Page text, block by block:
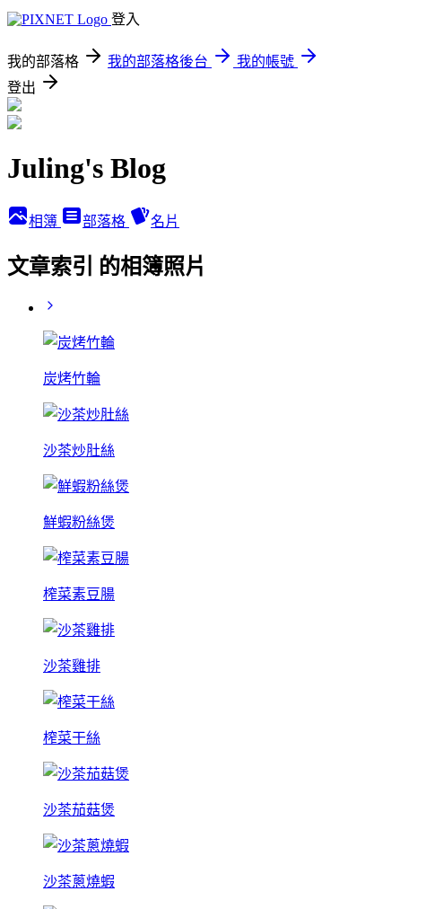
登入
我的部落格 我的部落格後台
我的帳號
登出
Juling's Blog
相簿 部落格 名片
文章索引 的相簿照片
炭烤竹輪
沙茶炒肚絲
鮮蝦粉絲煲
榨菜素豆腸
沙茶雞排
榨菜干絲
沙茶茄菇煲
沙茶蔥燒蝦